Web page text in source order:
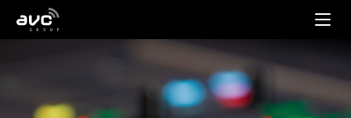
AVC